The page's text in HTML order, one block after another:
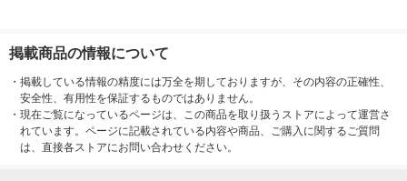
掲載商品の情報について
・ 掲載している情報の精度には万全を期しておりますが、その内容の正確性、
安全性、有用性を保証するものではありません。
・ 現在ご覧になっているページは、この商品を取り扱うストアによって運営さ
れています。ページに記載されている内容や商品、ご購入に関するご質問
は、直接各ストアにお問い合わせください。